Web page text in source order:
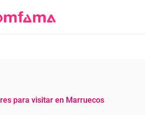
para visitar en Marruecos